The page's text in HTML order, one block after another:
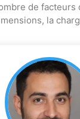
de facteurs
la